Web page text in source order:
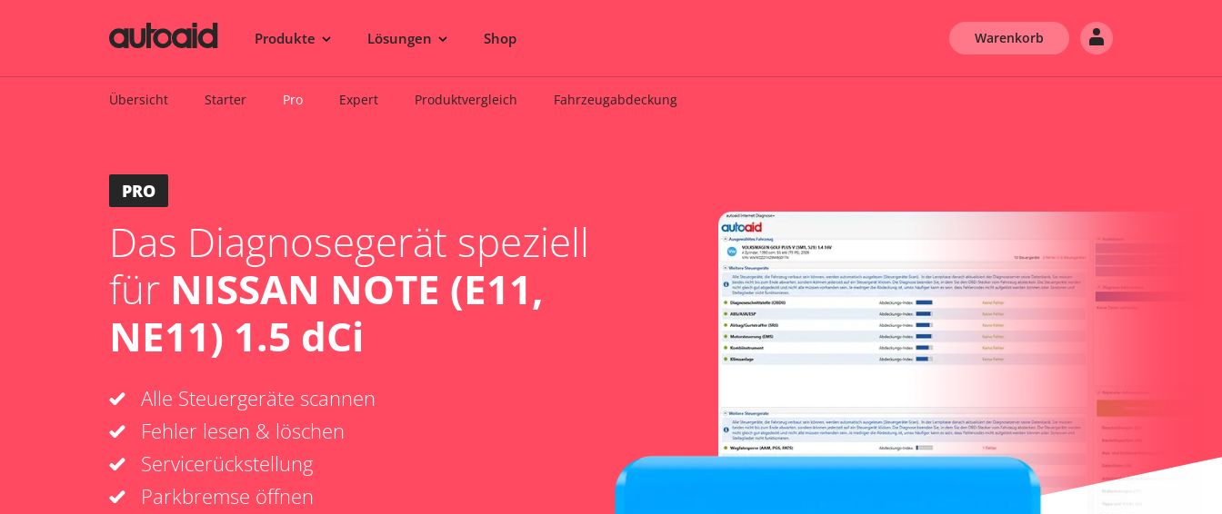
Produkte Lösungen Shop Warenkorb
Übersicht Starter Pro Expert Produktvergleich Fahrzeugabdeckung
PRO
Das Diagnosegerät speziell
für NISSAN NOTE (E11,
NE11) 1.5 dCi
Alle Steuergeräte scannen
Fehler lesen & löschen
Servicerückstellung
Parkbremse öffnen